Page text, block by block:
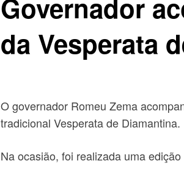
Governador
da Vesperata
O governador Romeu Zema
tradicional Vesperata de Diamantina.
Na ocasião, foi realizada uma